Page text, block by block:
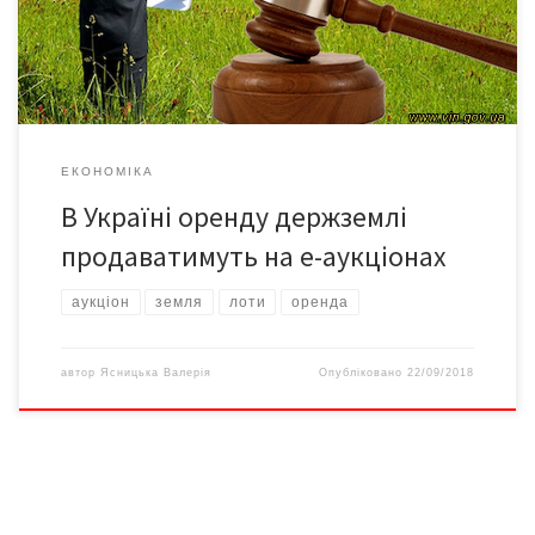
загальною площею 210 гектарів, по два в Кіровоградській,
Одеській, Сумській, Львівській […]
ЕКОНОМІКА
В Україні оренду держземлі
продаватимуть на е-аукціонах
аукціон земля лоти оренда
автор Ясницька Валерія Опубліковано 22/09/2018